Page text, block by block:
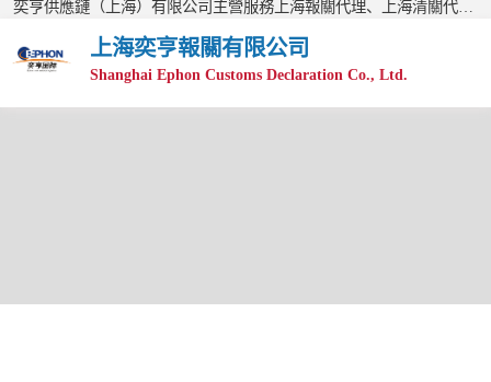
上海奕亨報關有限公司
Shanghai Ephon Customs Declaration Co., Ltd.